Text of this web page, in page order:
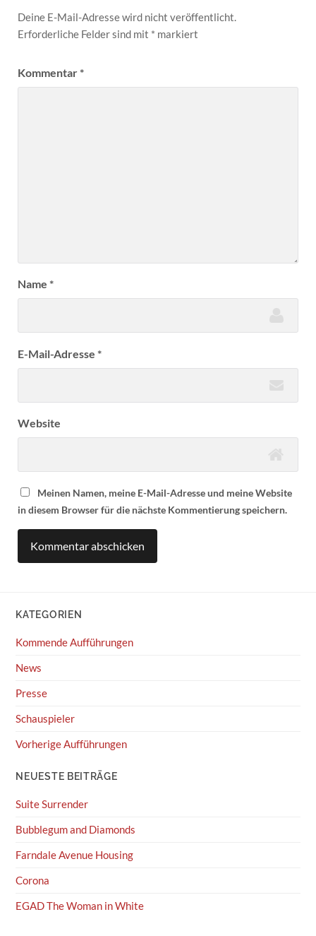
Deine E-Mail-Adresse wird nicht veröffentlicht.
Erforderliche Felder sind mit * markiert
Kommentar*
Name *
E-Mail-Adresse *
Website
Meinen Namen, meine E-Mail-Adresse und meine Website
in diesem Browser für die nächste Kommentierung speichern.
KATEGORIEN
Kommende Aufführungen
News
Presse
Schauspieler
Vorherige Aufführungen
NEUESTE BEITRÄGE
Suite Surrender
Bubblegum and Diamonds
Farndale Avenue Housing
Corona
EGAD The Woman in White